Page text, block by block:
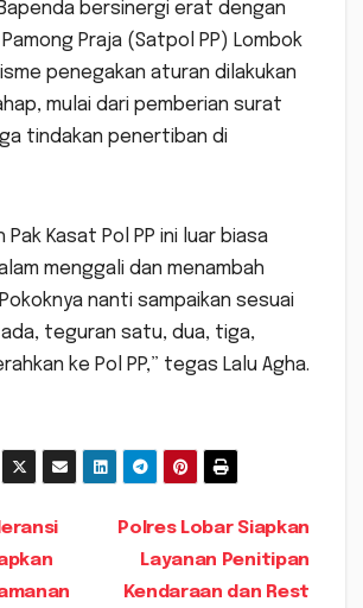
bersinergi erat dengan
Praja (Satpol PP) Lombok
penegakan aturan dilakukan
mulai dari pemberian surat
tindakan penertiban di
Pak Kasat Pol PP ini luar biasa
menggali dan menambah
nanti sampaikan sesuai
ada, teguran satu, dua, tiga,
ke Pol PP,” tegas Lalu Agha.
Polres Lobar Siapkan
Layanan Penitipan
Kendaraan dan Rest